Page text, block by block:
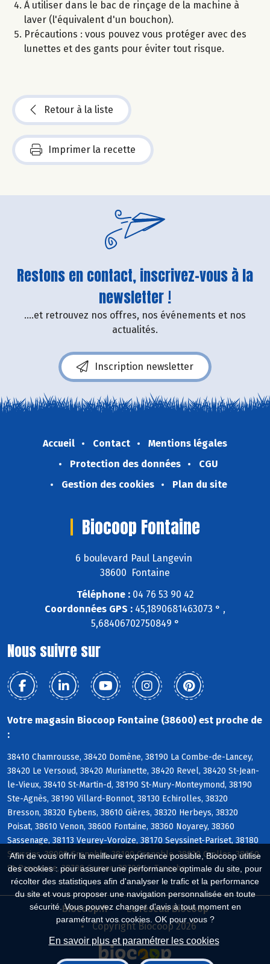
Afin de vous offrir la meilleure expérience possible, Biocoop utilise
des cookies : pour assurer une performance optimale du site, pour
récolter des statistiques afin d'analyser le trafic et la performance
du site et vous proposer une navigation personnalisée en toute
sécurité. Vous pouvez changer d'avis à tout moment en
paramétrant vos cookies. OK pour vous ?
En savoir plus et paramétrer les cookies
À utiliser dans le bac de rinçage de la machine à
laver (l'équivalent d'un bouchon).
Précautions : vous pouvez vous protéger avec des
lunettes et des gants pour éviter tout risque.
Retour à la liste
Imprimer la recette
Restons en contact, inscrivez-vous à la
newsletter !
....et retrouvez nos offres, nos événements et nos
actualités.
Inscription newsletter
Accueil Contact
Mentions légales
Protection des données
CGU
Gestion des cookies
Plan du site
Biocoop Fontaine
6 boulevard Paul Langevin
38600 Fontaine
Téléphone :04 76 53 90 42
Coordonnées GPS : 45,1890681463073 ° ,
5,68406702750849 °
Nous suivre sur
Votre magasin Biocoop Fontaine (38600) est proche de
:
38410 Chamrousse, 38420 Domène, 38190 La Combe-de-Lancey,
38420 Le Versoud, 38420 Murianette, 38420 Revel, 38420 St-Jean-
le-Vieux, 38410 St-Martin-d, 38190 St-Mury-Monteymond, 38190
Ste-Agnès, 38190 Villard-Bonnot, 38130 Echirolles, 38320
Bresson, 38320 Eybens, 38610 Gières, 38320 Herbeys, 38320
Poisat, 38610 Venon, 38600 Fontaine, 38360 Noyarey, 38360
Sassenage, 38113 Veurey-Voroize, 38170 Seyssinet-Pariset, 38180
Seyssins, 38000 Grenoble, 38100 Grenoble, 38920 Crolles, 38660
St-Pancrasse, 38700 Corenc, 38700 La Tronche
Biocoop.fr
Le réseau Biocoop
Copyright Biocoop 2026